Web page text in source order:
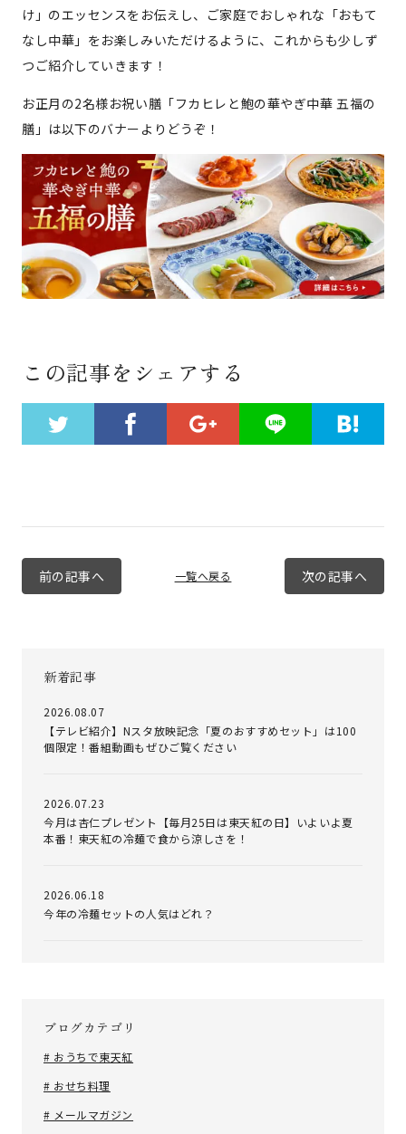
け」のエッセンスをお伝えし、ご家庭でおしゃれな「おもて
なし中華」をお楽しみいただけるように、これからも少しず
つご紹介していきます！
お正月の2名様お祝い膳「フカヒレと鮑の華やぎ中華 五福の
膳」は以下のバナーよりどうぞ！
この記事をシェアする
前の記事へ 一覧へ戻る 次の記事へ
新着記事
2026.08.07
【テレビ紹介】Nスタ放映記念「夏のおすすめセット」は100
個限定！番組動画もぜひご覧ください
2026.07.23
今月は杏仁プレゼント【毎月25日は東天紅の日】いよいよ夏
本番！東天紅の冷麺で食から涼しさを！
2026.06.18
今年の冷麺セットの人気はどれ？
ブログカテゴリ
# おうちで東天紅
# おせち料理
# メールマガジン